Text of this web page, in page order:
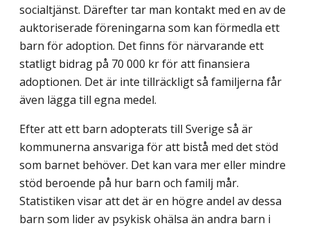
socialtjänst. Därefter tar man kontakt med en av de
auktoriserade föreningarna som kan förmedla ett
barn för adoption. Det finns för närvarande ett
statligt bidrag på 70 000 kr för att finansiera
adoptionen. Det är inte tillräckligt så familjerna får
även lägga till egna medel.
Efter att ett barn adopterats till Sverige så är
kommunerna ansvariga för att bistå med det stöd
som barnet behöver. Det kan vara mer eller mindre
stöd beroende på hur barn och familj mår.
Statistiken visar att det är en högre andel av dessa
barn som lider av psykisk ohälsa än andra barn i